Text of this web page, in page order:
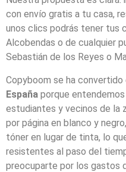
con envío gratis a tu casa,
unos clics podrás tener tus
Alcobendas o de cualquier
Sebastián de los Reyes o
Copyboom se ha convertido
España porque
estudiantes y vecinos de la
por página en blanco y
tóner en lugar de tinta, lo
resistentes al paso del
preocuparte por los gastos